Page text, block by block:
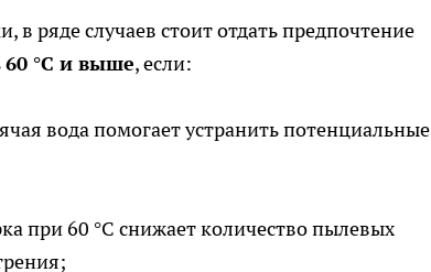
в ряде случаев стоит отдать предпочтение
60 °C и выше, если:
вода помогает устранить потенциальные
при 60 °C снижает количество пылевых